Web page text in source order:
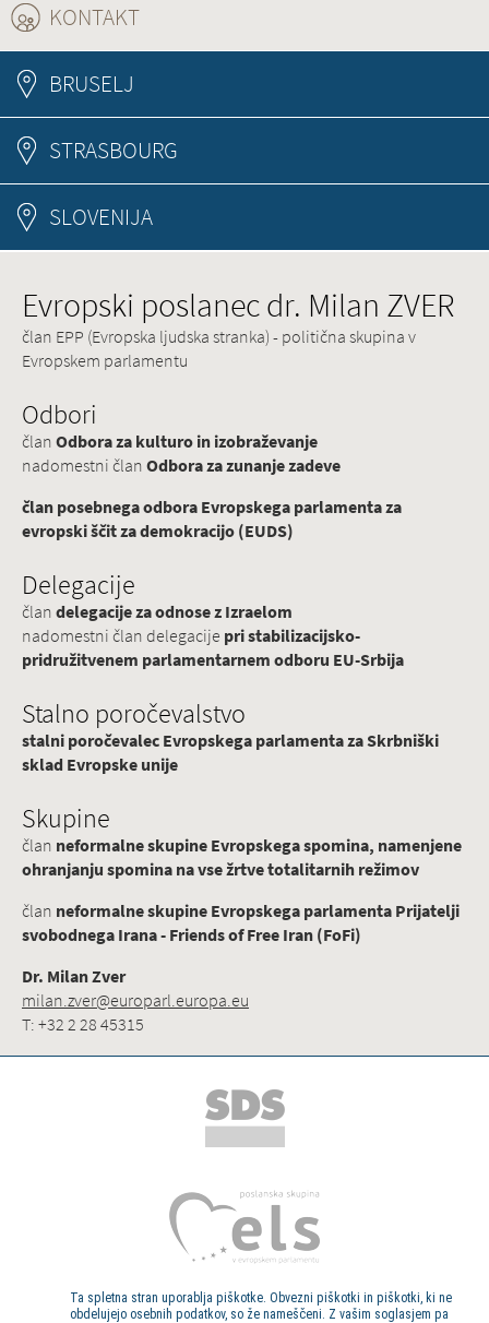
KONTAKT
BRUSELJ
STRASBOURG
SLOVENIJA
Evropski poslanec dr. Milan ZVER
član EPP (Evropska ljudska stranka) - politična skupina v
Evropskem parlamentu
Odbori
članOdbora za kulturo in izobraževanje
nadomestni članOdbora za zunanje zadeve
član posebnega odbora Evropskega parlamenta za
evropski ščit za demokracijo (EUDS)
Delegacije
člandelegacije za odnose z Izraelom
nadomestni član delegacije pri stabilizacijsko-
pridružitvenem parlamentarnem odboru EU-Srbija
Stalno poročevalstvo
stalni poročevalec Evropskega parlamenta za Skrbniški
sklad Evropske unije
Skupine
član neformalne skupine Evropskega spomina, namenjene
ohranjanju spomina na vse žrtve totalitarnih režimov
član neformalne skupine Evropskega parlamenta Prijatelji
svobodnega Irana - Friends of Free Iran (FoFi)
Dr. Milan Zver
milan.zver@europarl.europa.eu
T: +32 2 28 45315
Ta spletna stran uporablja piškotke. Obvezni piškotki in piškotki, ki ne
obdelujejo osebnih podatkov, so že nameščeni. Z vašim soglasjem pa